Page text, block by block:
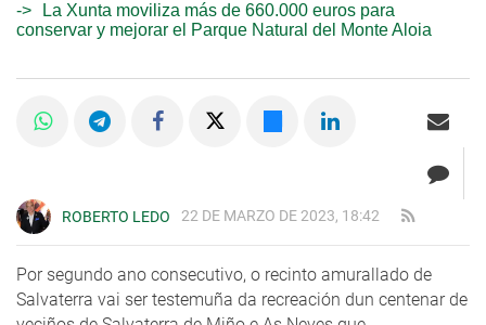
La Xunta moviliza más de 660.000 euros para
conservar y mejorar el Parque Natural del Monte Aloia
ROBERTO LEDO 22 DE MARZO DE 2023, 18:42
Por segundo ano consecutivo, o recinto amurallado de
Salvaterra vai ser testemuña da recreación dun centenar de